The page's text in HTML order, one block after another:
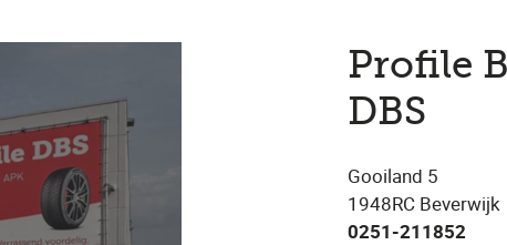
Profile
DBS
Gooiland 5
1948RC Beverwijk
0251-211852